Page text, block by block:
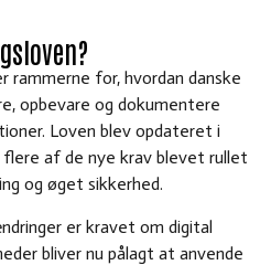
for, hvordan danske
opbevare og dokumentere
Loven blev opdateret i
flere af de nye krav blevet rullet
og øget sikkerhed.
er kravet om digital
bliver nu pålagt at anvende